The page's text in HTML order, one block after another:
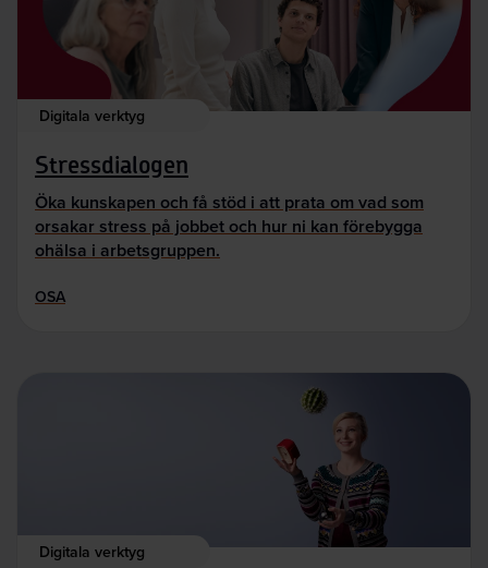
Digitala verktyg
Stressdialogen
Öka kunskapen och få stöd i att prata om vad som
orsakar stress på jobbet och hur ni kan förebygga
ohälsa i arbetsgruppen.
OSA
Digitala verktyg